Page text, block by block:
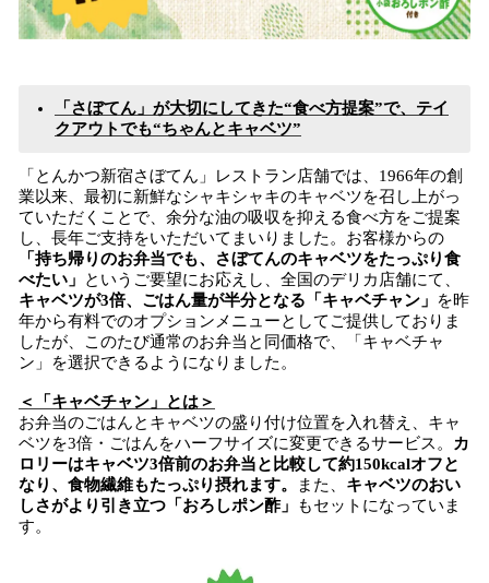
「さぼてん」が大切にしてきた“食べ方提案”で、テイ
クアウトでも“ちゃんとキャベツ”
「とんかつ新宿さぼてん」レストラン店舗では、1966年の創
業以来、最初に新鮮なシャキシャキのキャベツを召し上がっ
ていただくことで、余分な油の吸収を抑える食べ方をご提案
し、長年ご支持をいただいてまいりました。お客様からの
「持ち帰りのお弁当でも、さぼてんのキャベツをたっぷり食
べたい」
というご要望にお応えし、全国のデリカ店舗にて、
キャベツが3倍、ごはん量が半分となる「キャベチャン」
を昨
年から有料でのオプションメニューとしてご提供しておりま
したが、このたび通常のお弁当と同価格で、「キャベチャ
ン」を選択できるようになりました。
＜「キャベチャン」とは＞
お弁当のごはんとキャベツの盛り付け位置を入れ替え、キャ
ベツを3倍・ごはんをハーフサイズに変更できるサービス。
カ
ロリーはキャベツ3倍前のお弁当と比較して約150kcalオフと
なり、食物繊維もたっぷり摂れます。
また、 キャベツのおい
しさがより引き立つ「おろしポン酢」
もセットになっていま
す。